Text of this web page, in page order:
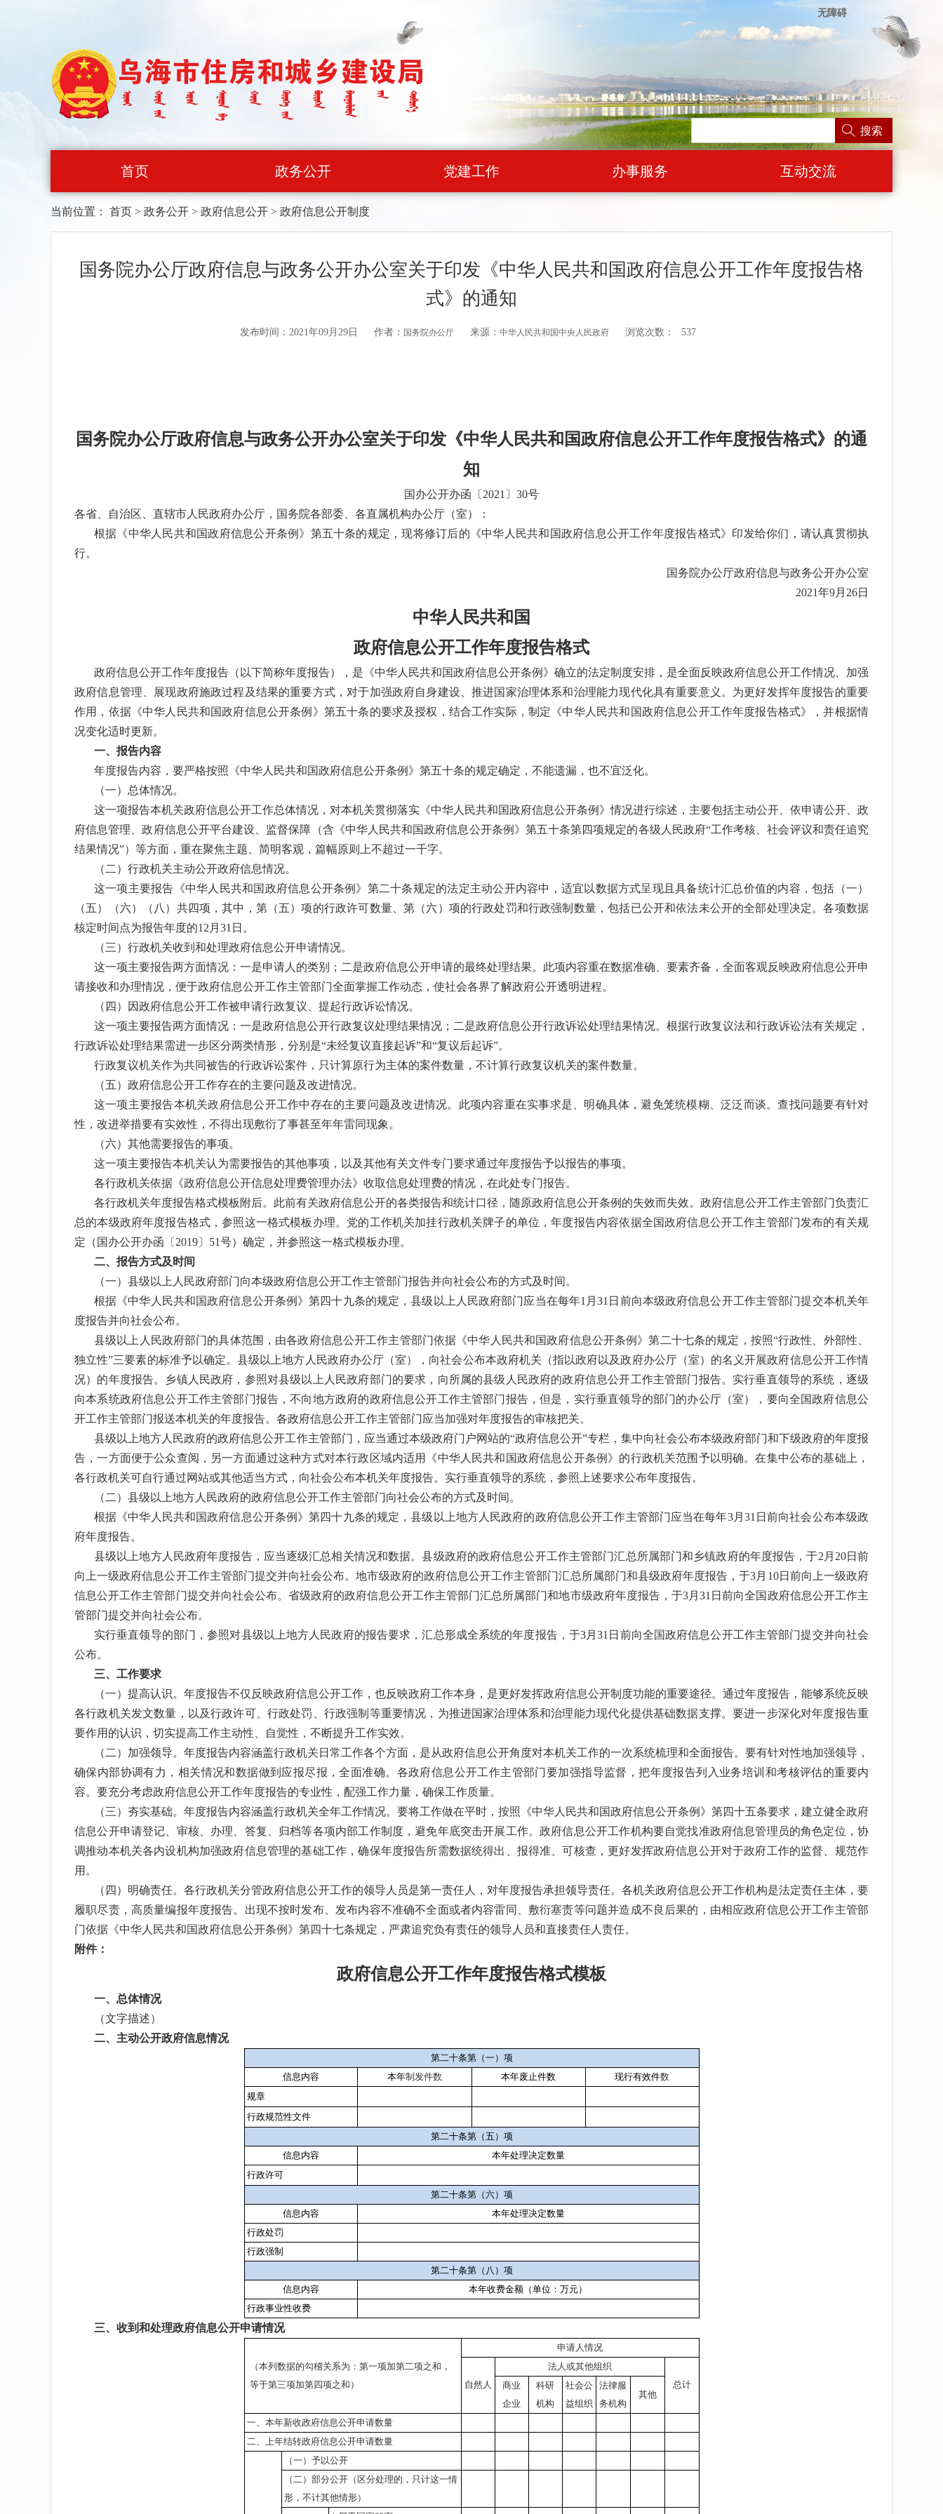
无障碍
搜索
首页 政务公开 党建工作 办事服务 互动交流
当前位置： 首页 > 政务公开 > 政府信息公开 > 政府信息公开制度
国务院办公厅政府信息与政务公开办公室关于印发《中华人民共和国政府信息公开工作年度报告格
式》的通知
发布时间：2021年09月29日 作者： 国务院办公厅 来源： 中华人民共和国中央人民政府 浏览次数： 537
国务院办公厅政府信息与政务公开办公室关于印发 《中华人民共和国政府信息公开工作年度报告格式》 的通
知
国办公开办函〔2021〕30号
各省、自治区、直辖市人民政府办公厅，国务院各部委、各直属机构办公厅（室）：
根据《中华人民共和国政府信息公开条例》第五十条的规定，现将修订后的《中华人民共和国政府信息公开工作年度报告格式》印发给你们，请认真贯彻执
行。
国务院办公厅政府信息与政务公开办公室
2021年9月26日
中华人民共和国
政府信息公开工作年度报告格式
政府信息公开工作年度报告（以下简称年度报告），是《中华人民共和国政府信息公开条例》确立的法定制度安排，是全面反映政府信息公开工作情况、加强
政府信息管理、展现政府施政过程及结果的重要方式，对于加强政府自身建设、推进国家治理体系和治理能力现代化具有重要意义。为更好发挥年度报告的重要
作用，依据《中华人民共和国政府信息公开条例》第五十条的要求及授权，结合工作实际，制定《中华人民共和国政府信息公开工作年度报告格式》，并根据情
况变化适时更新。
一、报告内容
年度报告内容，要严格按照《中华人民共和国政府信息公开条例》第五十条的规定确定，不能遗漏，也不宜泛化。
（一）总体情况。
这一项报告本机关政府信息公开工作总体情况，对本机关贯彻落实《中华人民共和国政府信息公开条例》情况进行综述，主要包括主动公开、依申请公开、政
府信息管理、政府信息公开平台建设、监督保障（含《中华人民共和国政府信息公开条例》第五十条第四项规定的各级人民政府“工作考核、社会评议和责任追究
结果情况”）等方面，重在聚焦主题、简明客观，篇幅原则上不超过一千字。
（二）行政机关主动公开政府信息情况。
这一项主要报告《中华人民共和国政府信息公开条例》第二十条规定的法定主动公开内容中，适宜以数据方式呈现且具备统计汇总价值的内容，包括（一）
（五）（六）（八）共四项，其中，第（五）项的行政许可数量、第（六）项的行政处罚和行政强制数量，包括已公开和依法未公开的全部处理决定。各项数据
核定时间点为报告年度的12月31日。
（三）行政机关收到和处理政府信息公开申请情况。
这一项主要报告两方面情况：一是申请人的类别；二是政府信息公开申请的最终处理结果。此项内容重在数据准确、要素齐备，全面客观反映政府信息公开申
请接收和办理情况，便于政府信息公开工作主管部门全面掌握工作动态，使社会各界了解政府公开透明进程。
（四）因政府信息公开工作被申请行政复议、提起行政诉讼情况。
这一项主要报告两方面情况：一是政府信息公开行政复议处理结果情况；二是政府信息公开行政诉讼处理结果情况。根据行政复议法和行政诉讼法有关规定，
行政诉讼处理结果需进一步区分两类情形，分别是“未经复议直接起诉”和“复议后起诉”。
行政复议机关作为共同被告的行政诉讼案件，只计算原行为主体的案件数量，不计算行政复议机关的案件数量。
（五）政府信息公开工作存在的主要问题及改进情况。
这一项主要报告本机关政府信息公开工作中存在的主要问题及改进情况。此项内容重在实事求是、明确具体，避免笼统模糊、泛泛而谈。查找问题要有针对
性，改进举措要有实效性，不得出现敷衍了事甚至年年雷同现象。
（六）其他需要报告的事项。
这一项主要报告本机关认为需要报告的其他事项，以及其他有关文件专门要求通过年度报告予以报告的事项。
各行政机关依据《政府信息公开信息处理费管理办法》收取信息处理费的情况，在此处专门报告。
各行政机关年度报告格式模板附后。此前有关政府信息公开的各类报告和统计口径，随原政府信息公开条例的失效而失效。政府信息公开工作主管部门负责汇
总的本级政府年度报告格式，参照这一格式模板办理。党的工作机关加挂行政机关牌子的单位，年度报告内容依据全国政府信息公开工作主管部门发布的有关规
定（国办公开办函〔2019〕51号）确定，并参照这一格式模板办理。
二、报告方式及时间
（一）县级以上人民政府部门向本级政府信息公开工作主管部门报告并向社会公布的方式及时间。
根据《中华人民共和国政府信息公开条例》第四十九条的规定，县级以上人民政府部门应当在每年1月31日前向本级政府信息公开工作主管部门提交本机关年
度报告并向社会公布。
县级以上人民政府部门的具体范围，由各政府信息公开工作主管部门依据《中华人民共和国政府信息公开条例》第二十七条的规定，按照“行政性、外部性、
独立性”三要素的标准予以确定。县级以上地方人民政府办公厅（室），向社会公布本政府机关（指以政府以及政府办公厅（室）的名义开展政府信息公开工作情
况）的年度报告。乡镇人民政府，参照对县级以上人民政府部门的要求，向所属的县级人民政府的政府信息公开工作主管部门报告。实行垂直领导的系统，逐级
向本系统政府信息公开工作主管部门报告，不向地方政府的政府信息公开工作主管部门报告，但是，实行垂直领导的部门的办公厅（室），要向全国政府信息公
开工作主管部门报送本机关的年度报告。各政府信息公开工作主管部门应当加强对年度报告的审核把关。
县级以上地方人民政府的政府信息公开工作主管部门，应当通过本级政府门户网站的“政府信息公开”专栏，集中向社会公布本级政府部门和下级政府的年度报
告，一方面便于公众查阅，另一方面通过这种方式对本行政区域内适用《中华人民共和国政府信息公开条例》的行政机关范围予以明确。在集中公布的基础上，
各行政机关可自行通过网站或其他适当方式，向社会公布本机关年度报告。实行垂直领导的系统，参照上述要求公布年度报告。
（二）县级以上地方人民政府的政府信息公开工作主管部门向社会公布的方式及时间。
根据《中华人民共和国政府信息公开条例》第四十九条的规定，县级以上地方人民政府的政府信息公开工作主管部门应当在每年3月31日前向社会公布本级政
府年度报告。
县级以上地方人民政府年度报告，应当逐级汇总相关情况和数据。县级政府的政府信息公开工作主管部门汇总所属部门和乡镇政府的年度报告，于2月20日前
向上一级政府信息公开工作主管部门提交并向社会公布。地市级政府的政府信息公开工作主管部门汇总所属部门和县级政府年度报告，于3月10日前向上一级政府
信息公开工作主管部门提交并向社会公布。省级政府的政府信息公开工作主管部门汇总所属部门和地市级政府年度报告，于3月31日前向全国政府信息公开工作主
管部门提交并向社会公布。
实行垂直领导的部门，参照对县级以上地方人民政府的报告要求，汇总形成全系统的年度报告，于3月31日前向全国政府信息公开工作主管部门提交并向社会
公布。
三、工作要求
（一）提高认识。 年度报告不仅反映政府信息公开工作，也反映政府工作本身，是更好发挥政府信息公开制度功能的重要途径。通过年度报告，能够系统反映
各行政机关发文数量，以及行政许可、行政处罚、行政强制等重要情况，为推进国家治理体系和治理能力现代化提供基础数据支撑。要进一步深化对年度报告重
要作用的认识，切实提高工作主动性、自觉性，不断提升工作实效。
（二）加强领导。 年度报告内容涵盖行政机关日常工作各个方面，是从政府信息公开角度对本机关工作的一次系统梳理和全面报告。要有针对性地加强领导，
确保内部协调有力，相关情况和数据做到应报尽报，全面准确。各政府信息公开工作主管部门要加强指导监督，把年度报告列入业务培训和考核评估的重要内
容。要充分考虑政府信息公开工作年度报告的专业性，配强工作力量，确保工作质量。
（三）夯实基础。 年度报告内容涵盖行政机关全年工作情况。要将工作做在平时，按照《中华人民共和国政府信息公开条例》第四十五条要求，建立健全政府
信息公开申请登记、审核、办理、答复、归档等各项内部工作制度，避免年底突击开展工作。政府信息公开工作机构要自觉找准政府信息管理员的角色定位，协
调推动本机关各内设机构加强政府信息管理的基础工作，确保年度报告所需数据统得出、报得准、可核查，更好发挥政府信息公开对于政府工作的监督、规范作
用。
（四）明确责任。 各行政机关分管政府信息公开工作的领导人员是第一责任人，对年度报告承担领导责任。各机关政府信息公开工作机构是法定责任主体，要
履职尽责，高质量编报年度报告。出现不按时发布、发布内容不准确不全面或者内容雷同、敷衍塞责等问题并造成不良后果的，由相应政府信息公开工作主管部
门依据《中华人民共和国政府信息公开条例》第四十七条规定，严肃追究负有责任的领导人员和直接责任人责任。
附件：
政府信息公开工作年度报告格式模板
一、总体情况
（文字描述）
二、主动公开政府信息情况
第二十条第（一）项
信息内容
本年制发件数 本年废止件数 现行有效件数
规章
行政规范性文件
第二十条第（五）项
信息内容
本年处理决定数量
行政许可
第二十条第（六）项
信息内容
本年处理决定数量
行政处罚
行政强制
第二十条第（八）项
信息内容
本年收费金额（单位：万元）
行政事业性收费
三、收到和处理政府信息公开申请情况
（本列数据的勾稽关系为：第一项加第二项之和，
等于第三项加第四项之和）
申请人情况
自然人
法人或其他组织
总计
商业
企业
科研
机构
社会公
益组织
法律服
务机构
其他
一、本年新收政府信息公开申请数量
二、上年结转政府信息公开申请数量
（一）予以公开
（二）部分公开 （区分处理的，只计这一情
形，不计其他情形）